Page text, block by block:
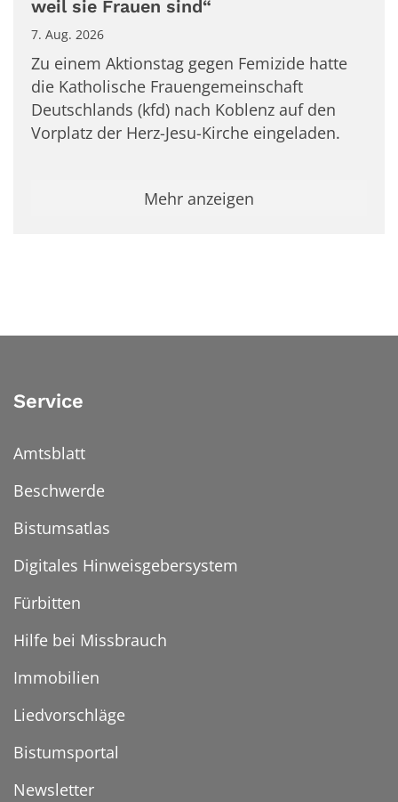
weil sie Frauen sind“
7. Aug. 2026
Zu einem Aktionstag gegen Femizide hatte
die Katholische Frauengemeinschaft
Deutschlands (kfd) nach Koblenz auf den
Vorplatz der Herz-Jesu-Kirche eingeladen.
Mehr anzeigen
Service
Amtsblatt
Beschwerde
Bistumsatlas
Digitales Hinweisgebersystem
Fürbitten
Hilfe bei Missbrauch
Immobilien
Liedvorschläge
Bistumsportal
Newsletter